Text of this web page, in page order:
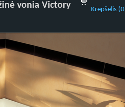
Krepšelis
vonia Victory